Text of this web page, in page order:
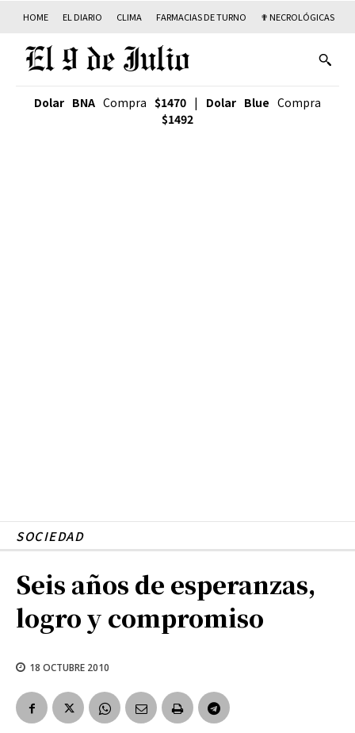
HOME EL DIARIO CLIMA FARMACIAS DE TURNO ✟ NECROLÓGICAS
Dolar BNA Compra $1470 | Dolar Blue Compra
$1492
SOCIEDAD
Seis años de esperanzas,
logro y compromiso
18 OCTUBRE 2010